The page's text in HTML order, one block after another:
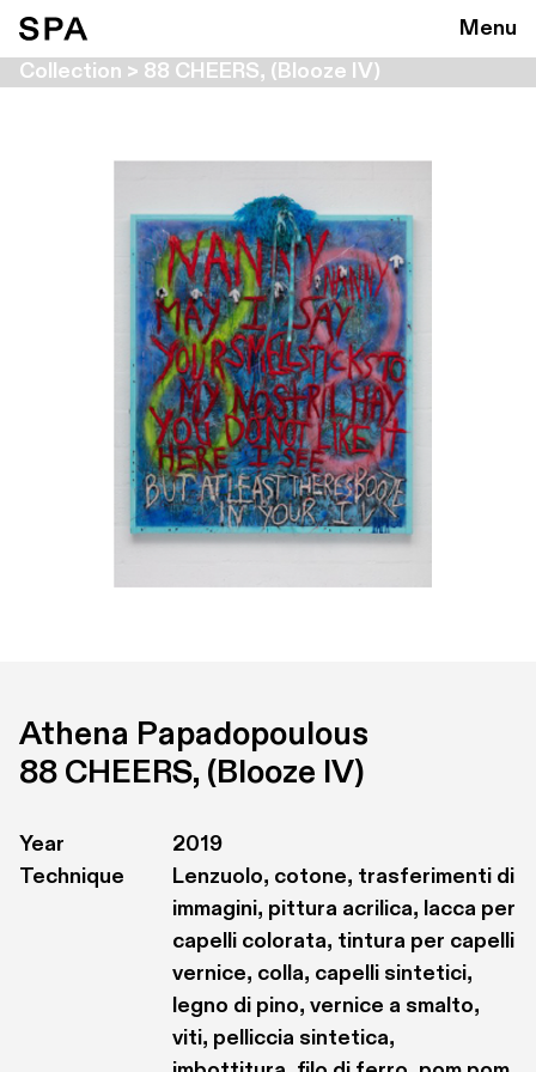
Menu
Collection > 88 CHEERS, (Blooze IV)
Athena Papadopoulous
88 CHEERS, (Blooze IV)
Year
2019
Technique
Lenzuolo, cotone, trasferimenti di
immagini, pittura acrilica, lacca per
capelli colorata, tintura per capelli
vernice, colla, capelli sintetici,
legno di pino, vernice a smalto,
viti, pelliccia sintetica,